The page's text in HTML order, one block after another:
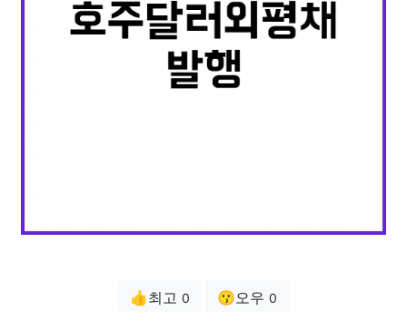
👍최고 0 😗오우 0